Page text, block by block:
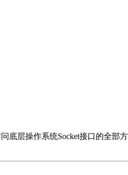
底层操作系统Socket接口的全部